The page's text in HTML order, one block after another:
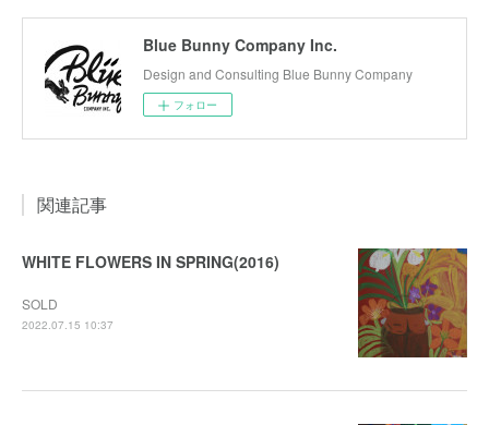
Blue Bunny Company Inc.
Design and Consulting Blue Bunny Company
フォロー
関連記事
WHITE FLOWERS IN SPRING(2016)
SOLD
2022.07.15 10:37